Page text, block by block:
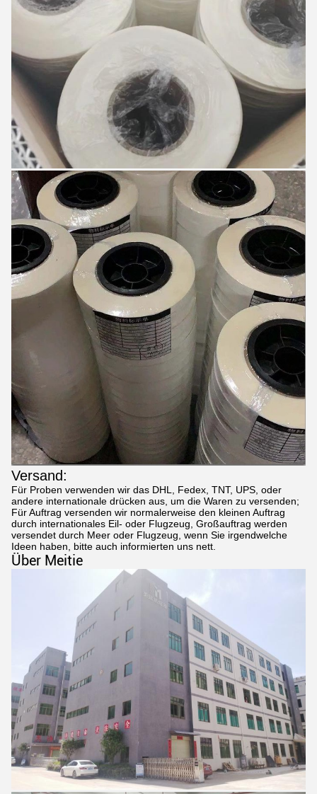
Versand:
Für Proben verwenden wir das DHL, Fedex, TNT, UPS, oder
andere internationale drücken aus, um die Waren zu versenden;
Für Auftrag versenden wir normalerweise den kleinen Auftrag
durch internationales Eil- oder Flugzeug, Großauftrag werden
versendet durch Meer oder Flugzeug, wenn Sie irgendwelche
Ideen haben, bitte auch informierten uns nett.
Über Meitie